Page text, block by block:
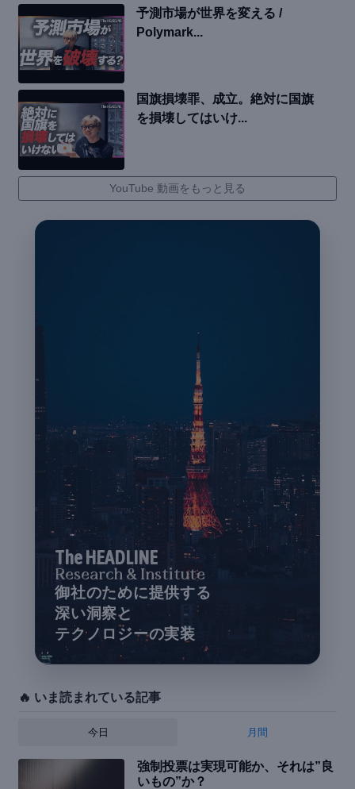
予測市場が世界を変える /
Polymark...
国旗損壊罪、成立。絶対に国旗
を損壊してはいけ...
YouTube 動画をもっと見る
The HEADLINE
Research & Institute
御社のために提供する
深い洞察と
テクノロジーの実装
🔥 いま読まれている記事
今日 月間
強制投票は実現可能か、それは”良
いもの”か？